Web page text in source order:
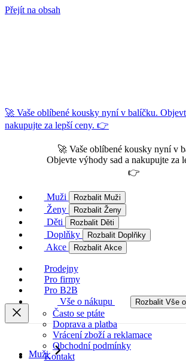
Přejít na obsah
🚀 Vaše oblíbené kousky nyní v balíčku.
nakupujte za lepší ceny. 👉
🚀 Vaše oblíbené kousky nyní v
Objevte výhody sad a nakupujte za
👉
Muži Rozbalit Muži
Ženy Rozbalit Ženy
Děti Rozbalit Děti
Doplňky Rozbalit Doplňky
Akce Rozbalit Akce
Prodejny
Pro firmy
Pro B2B
Vše o nákupu
Rozbalit Vše
Často se ptáte
Doprava a platba
Vrácení zboží a reklamace
Obchodní podmínky
Kontakt
Muži